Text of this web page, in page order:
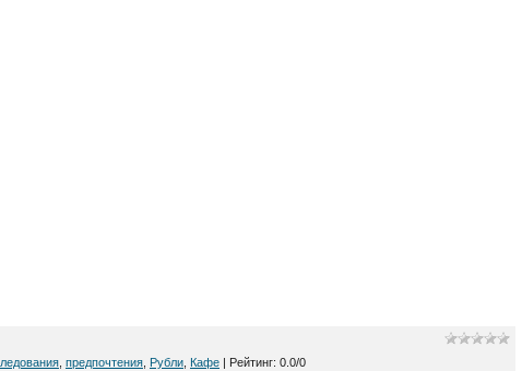
предпочтения Рубли Кафе | Рейтинг: 0.0/0